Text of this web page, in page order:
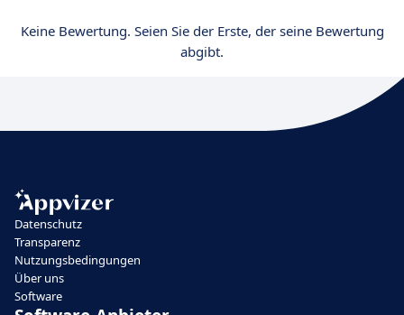
Keine Bewertung. Seien Sie der Erste, der seine Bewertung
abgibt.
Datenschutz
Transparenz
Nutzungsbedingungen
Über uns
Software